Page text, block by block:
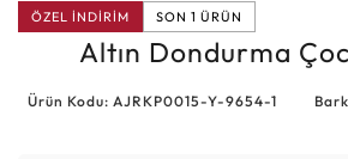
ÖZEL İNDİRİM SON 1 ÜRÜN
Altın Dondurma
Ürün Kodu: AJRKP0015-Y-9654-1